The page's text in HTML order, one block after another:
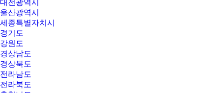
대전광역시
울산광역시
세종특별자치시
경기도
강원도
경상남도
경상북도
전라남도
전라북도